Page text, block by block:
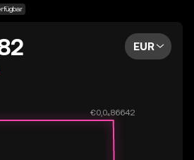
OKX erteilt keine
EUR